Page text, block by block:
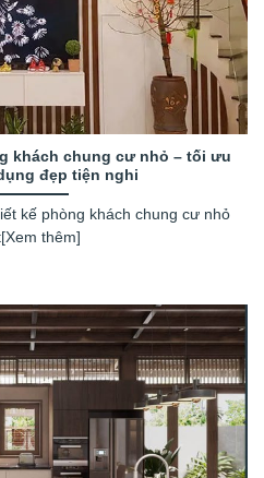
khách chung cư nhỏ – tối ưu
đẹp tiện nghi
kế phòng khách chung cư nhỏ
thêm]